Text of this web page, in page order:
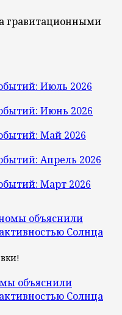
гравитационными
Июль 2026
Июнь 2026
Май 2026
Апрель 2026
Март 2026
объяснили
Солнца
объяснили
Солнца